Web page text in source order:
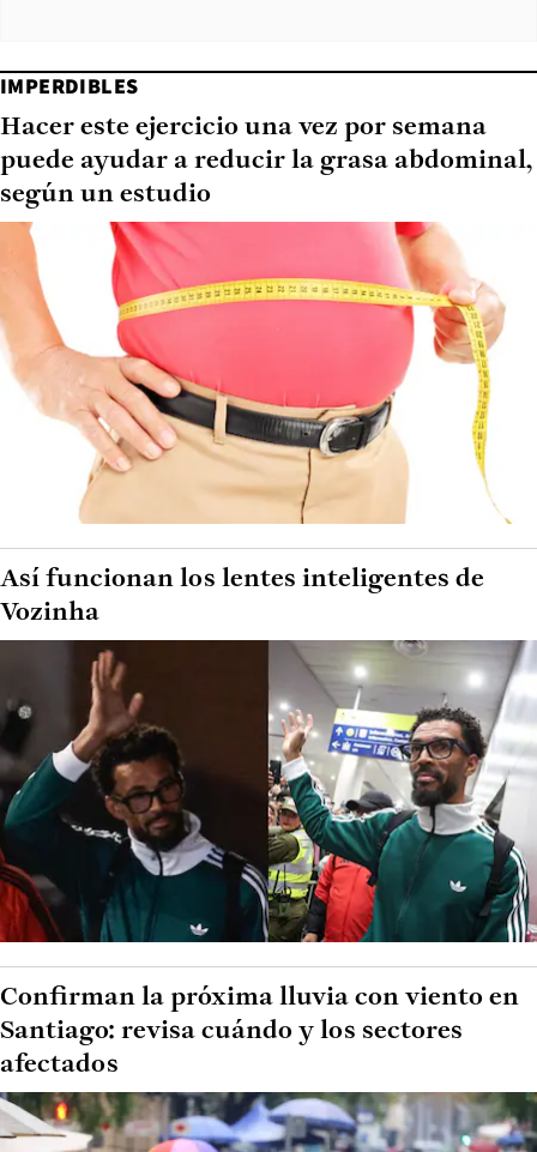
IMPERDIBLES
Hacer este ejercicio una vez por semana
puede ayudar a reducir la grasa abdominal,
según un estudio
Así funcionan los lentes inteligentes de
Vozinha
Confirman la próxima lluvia con viento en
Santiago: revisa cuándo y los sectores
afectados